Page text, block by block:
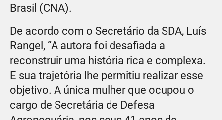
Brasil (CNA).
De acordo com o Secretário da SDA, Luís
Rangel, “A autora foi desafiada a
reconstruir uma história rica e complexa.
E sua trajetória lhe permitiu realizar esse
objetivo. A única mulher que ocupou o
cargo de Secretária de Defesa